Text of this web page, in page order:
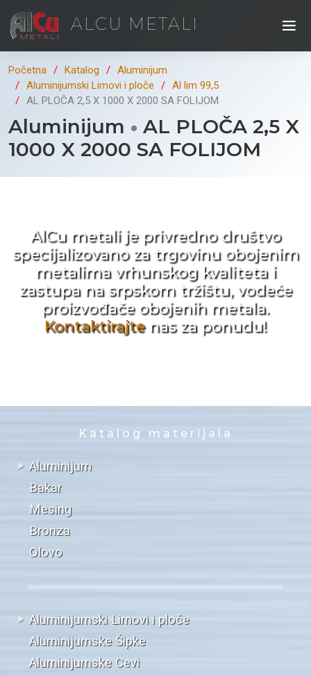
ALCU METALI
Početna Katalog
Aluminijum
Aluminijumski Limovi i ploče
Al lim 99,5
AL PLOČA 2,5 X 1000 X 2000 SA FOLIJOM
Aluminijum
AL PLOČA 2,5 X
1000 X 2000 SA FOLIJOM
AlCu metali je privredno društvo
specijalizovano za trgovinu obojenim
metalima vrhunskog kvaliteta i
zastupa na srpskom tržištu, vodeće
proizvođače obojenih metala.
Kontaktirajtenas za ponudu!
Katalog materijala
Aluminijum
Bakar
Mesing
Bronza
Olovo
Aluminijumski Limovi i ploče
Aluminijumske Šipke
Aluminijumske Cevi